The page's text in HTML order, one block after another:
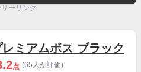
ーリンク
ミアムボス ブラック
点 (65人が評価)